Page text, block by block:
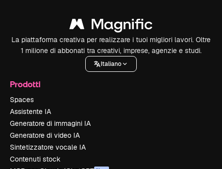
La piattaforma creativa per realizzare i tuoi migliori lavori. Oltre
1 milione di abbonati tra creativi, imprese, agenzie e studi.
Italiano
Prodotti
Spaces
Assistente IA
Generatore di immagini IA
Generatore di video IA
Sintetizzatore vocale IA
Contenuti stock